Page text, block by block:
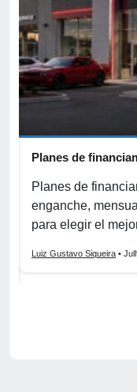
Planes de
Planes de
enganche,
para elegir el
Luiz Gustavo Siqueira •